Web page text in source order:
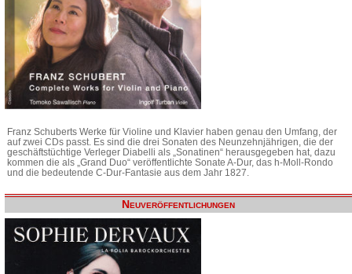
Franz Schuberts Werke für Violine und Klavier haben genau den Umfang, der
auf zwei CDs passt. Es sind die drei Sonaten des Neunzehnjährigen, die der
geschäftstüchtige Verleger Diabelli als „Sonatinen“ herausgegeben hat, dazu
kommen die als „Grand Duo“ veröffentlichte Sonate A-Dur, das h-Moll-Rondo
und die bedeutende C-Dur-Fantasie aus dem Jahr 1827.
Neuveröffentlichungen